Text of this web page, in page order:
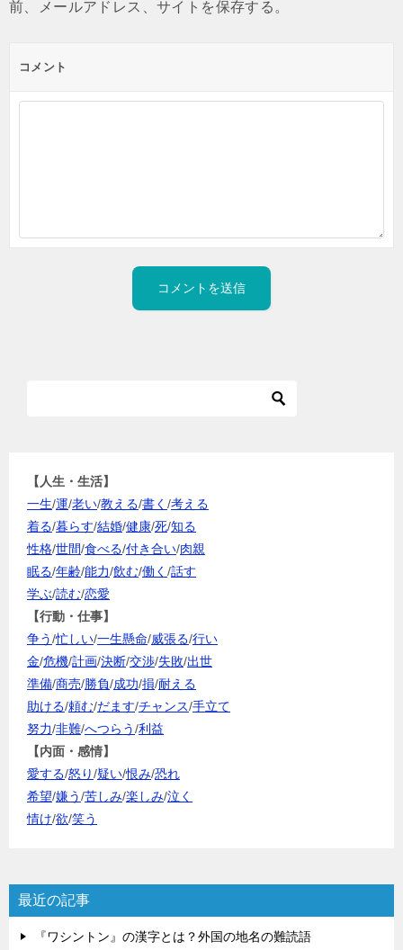
前、メールアドレス、サイトを保存する。
コメント
【人生・生活】
一生/運/老い/教える/書く /考える
着る/暮らす/結婚/健康/死/知る
性格/世間/食べる/付き合い/肉親
眠る/年齢/能力/飲む/働く /話す
学ぶ/読む/恋愛
【行動・仕事】
争う/忙しい/一生懸命/威張る/行い
金/危機/計画/決断/交渉/失敗/出世
準備/商売/勝負/成功/損/耐える
助ける/頼む/だます/チャンス/手立て
努力/非難/へつらう/利益
【内面・感情】
愛する/怒り/疑い/恨み/恐れ
希望/嫌う/苦しみ/楽しみ/泣く
情け/欲/笑う
最近の記事
『ワシントン』の漢字とは？外国の地名の難読語